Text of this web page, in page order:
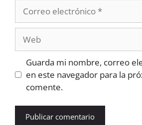
electrónico
Guarda mi nombre, correo
en este navegador para la
comente.